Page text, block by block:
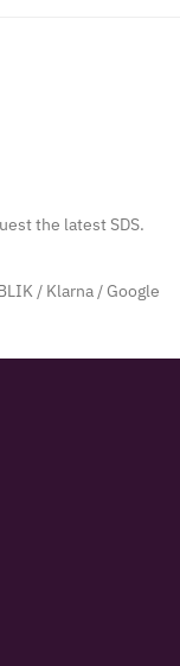
the latest SDS.
/ Klarna / Google